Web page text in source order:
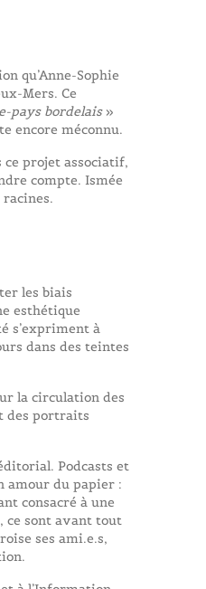
qu’Anne-Sophie
Mers. Ce
pays bordelais»
encore méconnu.
ce projet associatif,
compte. Ismée
les biais
esthétique
s’expriment à
dans des teintes
la circulation des
des portraits
Podcasts et
amour du papier :
consacré à une
ce sont avant tout
ses ami.e.s,